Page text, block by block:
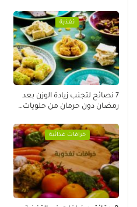
تغذية
7 نصائح لتجنب زيادة الوزن بعد
رمضان دون حرمان من حلويات…
خرافات غذائية